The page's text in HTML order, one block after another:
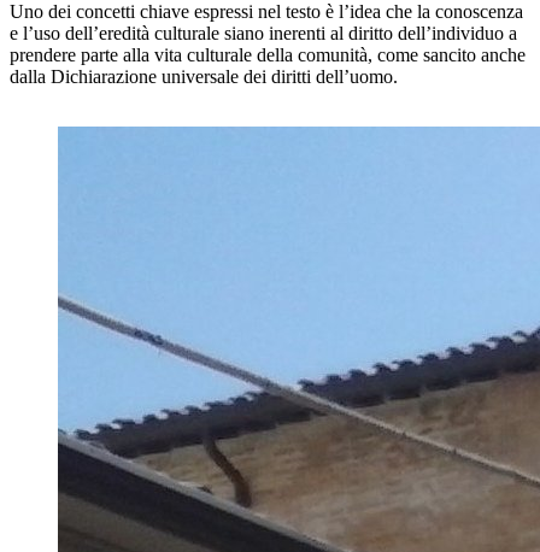
Uno dei concetti chiave espressi nel testo è l’idea che la conoscenza
e l’uso dell’eredità culturale siano inerenti al diritto dell’individuo a
prendere parte alla vita culturale della comunità, come sancito anche
dalla Dichiarazione universale dei diritti dell’uomo.